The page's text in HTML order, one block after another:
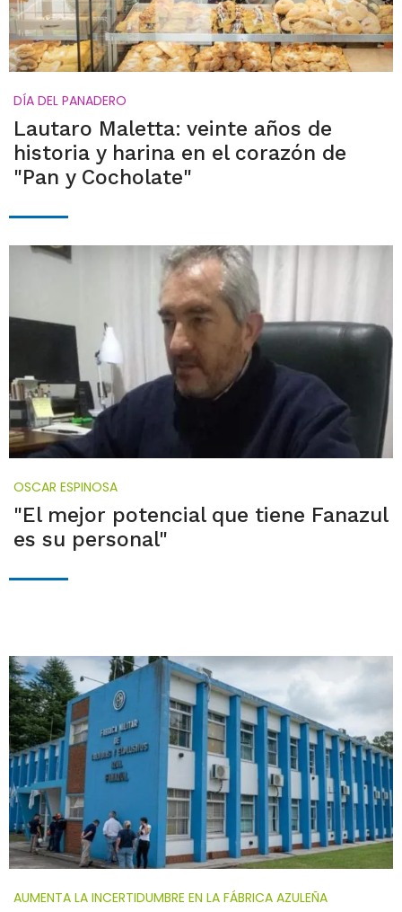
DÍA DEL PANADERO
Lautaro Maletta: veinte años de
historia y harina en el corazón de
"Pan y Cocholate"
OSCAR ESPINOSA
"El mejor potencial que tiene Fanazul
es su personal"
AUMENTA LA INCERTIDUMBRE EN LA FÁBRICA AZULEÑA